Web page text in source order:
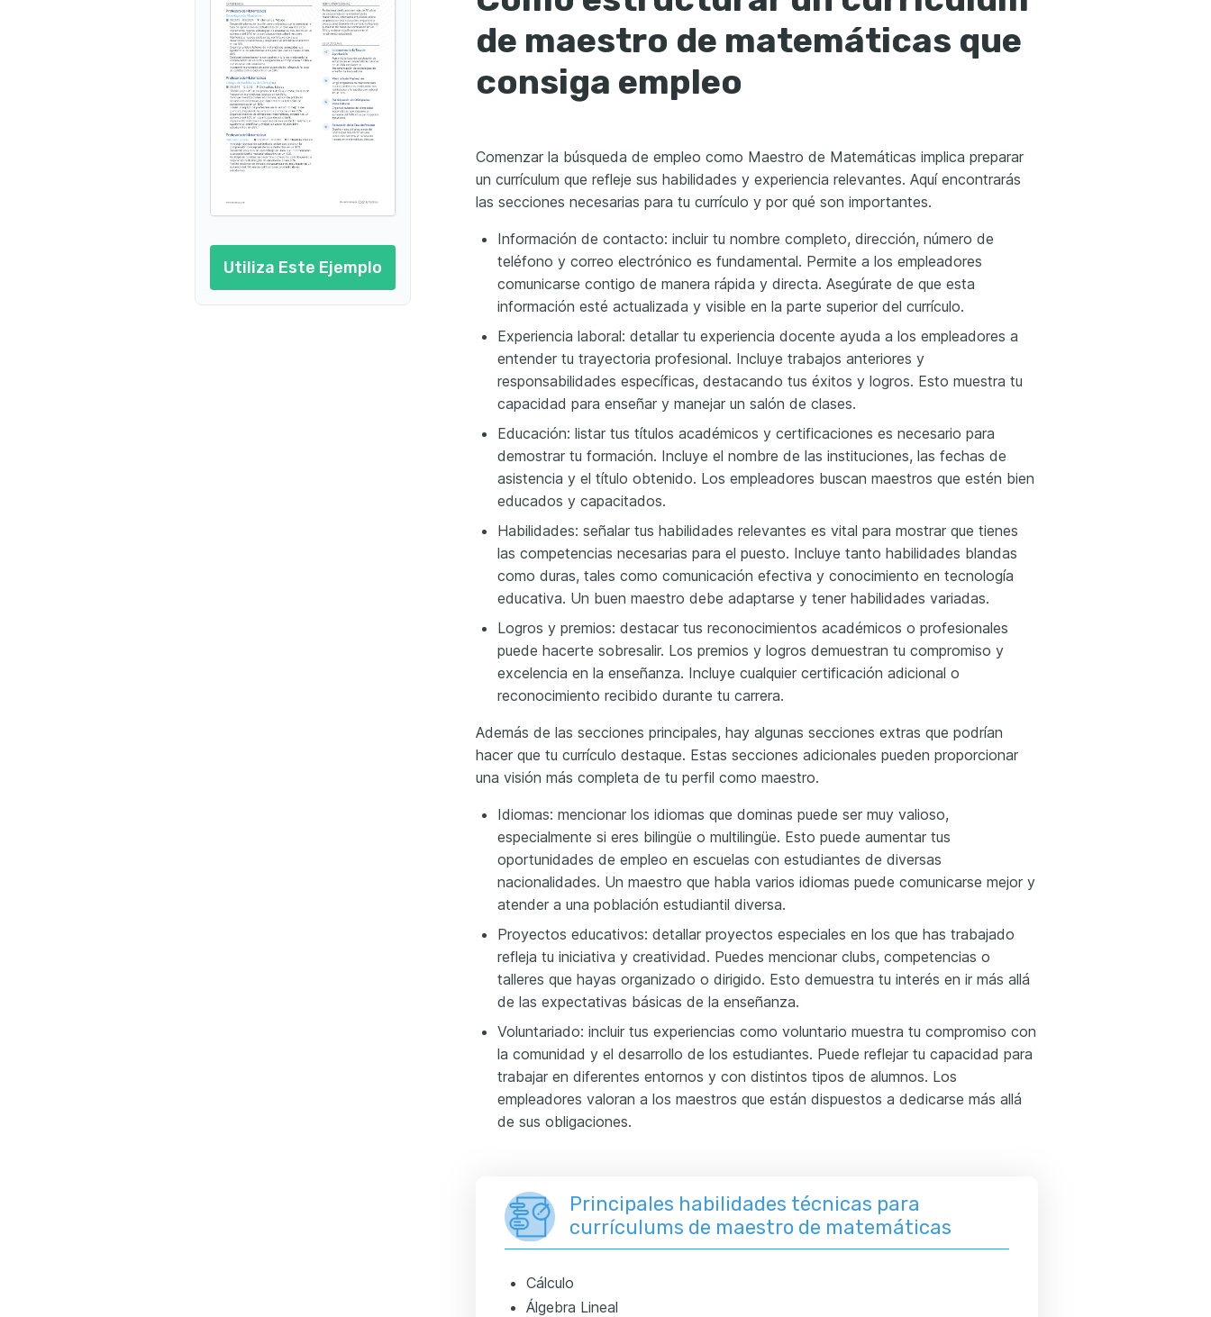
Universidad Autónoma de Chihuahua (UACH)
Chihuahua, México
Desarrollo Curricular
Interesada en la constante
mejora y renovación de los
planes de estudio para
maximizar el rendimiento
estudiantil.
Español
Inglés
CERTIFICACIONES
Mathematical Thinking for Educators
Stanford University - Curso en línea sobre
la mejora de la enseñanza en matemáticas.
Teaching Mathematics with Technology
Coursera - Explora el uso de herramientas
tecnológicas en la educación matemática.
Utiliza Este Ejemplo
de maestro de matemáticas que
consiga empleo
Comenzar la búsqueda de empleo como Maestro de Matemáticas implica preparar
un currículum que refleje sus habilidades y experiencia relevantes. Aquí encontrarás
las secciones necesarias para tu currículo y por qué son importantes.
Información de contacto: incluir tu nombre completo, dirección, número de
teléfono y correo electrónico es fundamental. Permite a los empleadores
comunicarse contigo de manera rápida y directa. Asegúrate de que esta
información esté actualizada y visible en la parte superior del currículo.
Experiencia laboral: detallar tu experiencia docente ayuda a los empleadores a
entender tu trayectoria profesional. Incluye trabajos anteriores y
responsabilidades específicas, destacando tus éxitos y logros. Esto muestra tu
capacidad para enseñar y manejar un salón de clases.
Educación: listar tus títulos académicos y certificaciones es necesario para
demostrar tu formación. Incluye el nombre de las instituciones, las fechas de
asistencia y el título obtenido. Los empleadores buscan maestros que estén bien
educados y capacitados.
Habilidades: señalar tus habilidades relevantes es vital para mostrar que tienes
las competencias necesarias para el puesto. Incluye tanto habilidades blandas
como duras, tales como comunicación efectiva y conocimiento en tecnología
educativa. Un buen maestro debe adaptarse y tener habilidades variadas.
Logros y premios: destacar tus reconocimientos académicos o profesionales
puede hacerte sobresalir. Los premios y logros demuestran tu compromiso y
excelencia en la enseñanza. Incluye cualquier certificación adicional o
reconocimiento recibido durante tu carrera.
Además de las secciones principales, hay algunas secciones extras que podrían
hacer que tu currículo destaque. Estas secciones adicionales pueden proporcionar
una visión más completa de tu perfil como maestro.
Idiomas: mencionar los idiomas que dominas puede ser muy valioso,
especialmente si eres bilingüe o multilingüe. Esto puede aumentar tus
oportunidades de empleo en escuelas con estudiantes de diversas
nacionalidades. Un maestro que habla varios idiomas puede comunicarse mejor y
atender a una población estudiantil diversa.
Proyectos educativos: detallar proyectos especiales en los que has trabajado
refleja tu iniciativa y creatividad. Puedes mencionar clubs, competencias o
talleres que hayas organizado o dirigido. Esto demuestra tu interés en ir más allá
de las expectativas básicas de la enseñanza.
Voluntariado: incluir tus experiencias como voluntario muestra tu compromiso con
la comunidad y el desarrollo de los estudiantes. Puede reflejar tu capacidad para
trabajar en diferentes entornos y con distintos tipos de alumnos. Los
empleadores valoran a los maestros que están dispuestos a dedicarse más allá
de sus obligaciones.
Principales habilidades técnicas para
currículums de maestro de matemáticas
Cálculo
Álgebra Lineal